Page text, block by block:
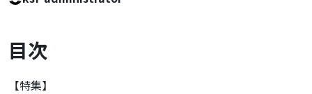
目次
【特集】